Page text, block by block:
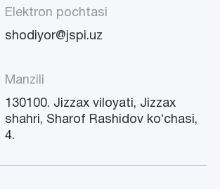
Elektron pochtasi
shodiyor@jspi.uz
Manzili
130100. Jizzax viloyati, Jizzax
shahri, Sharof Rashidov koʻchasi,
4.